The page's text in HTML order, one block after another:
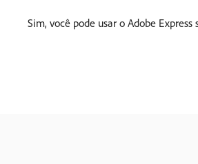
Sim, você pode usar o Adobe